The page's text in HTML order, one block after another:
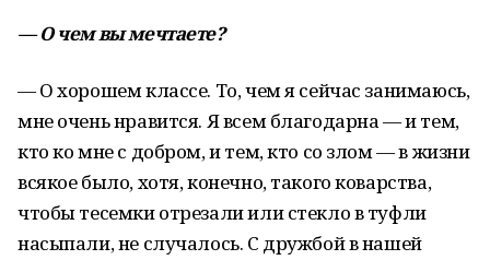
— О чем вы мечтаете?
— О хорошем классе. То, чем я сейчас занимаюсь,
мне очень нравится. Я всем благодарна — и тем,
кто ко мне с добром, и тем, кто со злом — в жизни
всякое было, хотя, конечно, такого коварства,
чтобы тесемки отрезали или стекло в туфли
насыпали, не случалось. С дружбой в нашей